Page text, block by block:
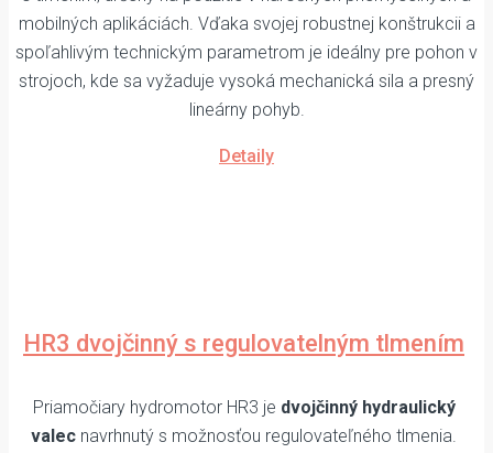
mobilných aplikáciách. Vďaka svojej robustnej konštrukcii a
spoľahlivým technickým parametrom je ideálny pre pohon v
strojoch, kde sa vyžaduje vysoká mechanická sila a presný
lineárny pohyb.
Detaily
HR3 dvojčinný s regulovatelným tlmením
Priamočiary hydromotor HR3 je dvojčinný hydraulický
valec navrhnutý s možnosťou regulovateľného tlmenia.